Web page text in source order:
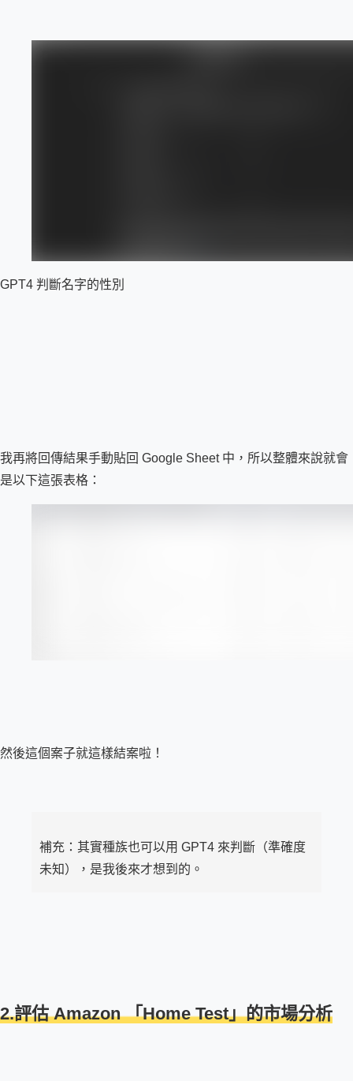
GPT4 判斷名字的性別
我再將回傳結果手動貼回 Google Sheet 中，所以整體來說就會
是以下這張表格：
然後這個案子就這樣結案啦！
補充：其實種族也可以用 GPT4 來判斷（準確度
未知），是我後來才想到的。
2.評估 Amazon 「Home Test」的市場分析